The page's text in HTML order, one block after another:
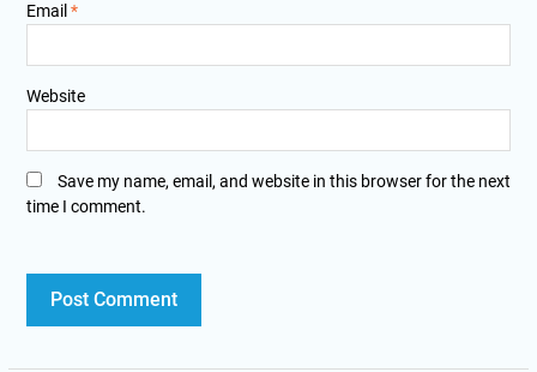
Email *
Website
Save my name, email, and website in this browser for the next
time I comment.